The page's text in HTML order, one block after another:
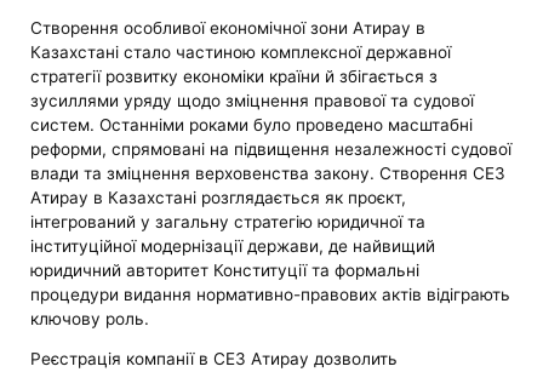
Створення особливої ​​економічної зони Атирау в
Казахстані стало частиною комплексної державної
стратегії розвитку економіки країни й збігається з
зусиллями уряду щодо зміцнення правової та судової
систем. Останніми роками було проведено масштабні
реформи, спрямовані на підвищення незалежності судової
влади та зміцнення верховенства закону. Створення СЕЗ
Атирау в Казахстані розглядається як проєкт,
інтегрований у загальну стратегію юридичної та
інституційної модернізації держави, де найвищий
юридичний авторитет Конституції та формальні
процедури видання нормативно-правових актів відіграють
ключову роль.
Реєстрація компанії в СЕЗ Атирау дозволить